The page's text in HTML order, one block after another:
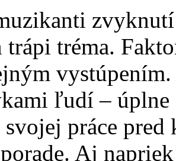
trápi tréma.
ľudí –
práce
Aj